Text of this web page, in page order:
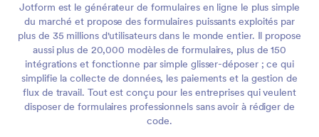
Jotform est le générateur de formulaires en ligne le plus simple
du marché et propose des formulaires puissants exploités par
plus de 35 millions d'utilisateurs dans le monde entier. Il propose
aussi plus de 20,000 modèles de formulaires, plus de 150
intégrations et fonctionne par simple glisser-déposer ; ce qui
simplifie la collecte de données, les paiements et la gestion de
flux de travail. Tout est conçu pour les entreprises qui veulent
disposer de formulaires professionnels sans avoir à rédiger de
code.